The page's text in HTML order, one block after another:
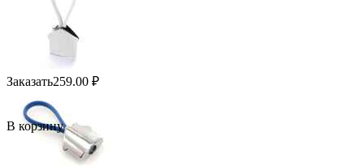
Заказать259.00 ₽
В корзину